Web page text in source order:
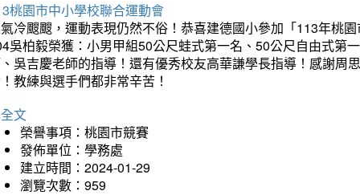
桃園市中小學校聯合運動會
冷颼颼，運動表現仍然不俗！恭喜建德國小參加「113年桃
吳柏毅榮獲：小男甲組50公尺蛙式第一名、50公尺自由式第
吳吉慶老師的指導！還有優秀校友高華謙學長指導！感謝周
教練與選手們都非常辛苦！
文
榮譽事項：桃園市競賽
發佈單位：學務處
建立時間：2024-01-29
瀏覽次數：959